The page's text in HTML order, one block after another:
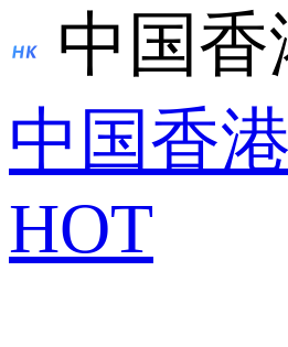
中国
中国香
HOT